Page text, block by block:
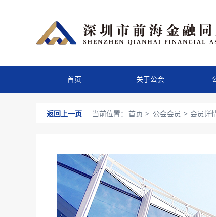
首页 关于公会
返回上一页 当前位置： 首页 > 公会会员 > 会员详